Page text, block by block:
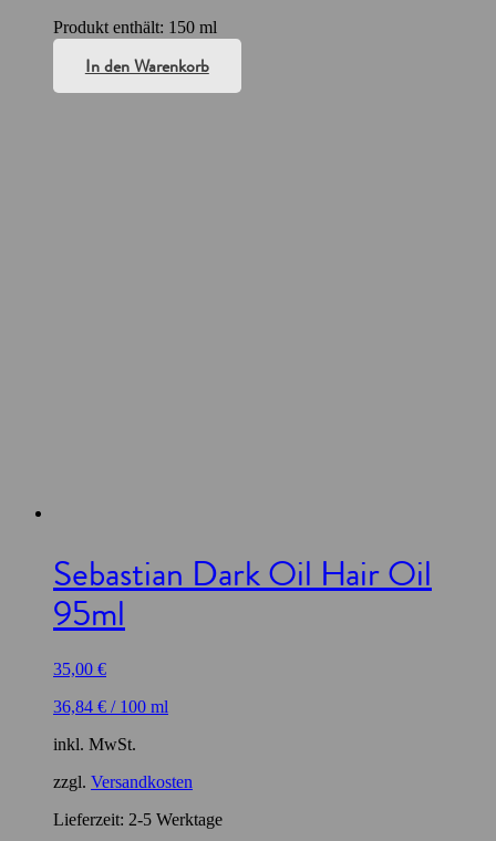
Produkt enthält: 150 ml
In den Warenkorb
Sebastian Dark Oil Hair Oil
95ml
35,00 €
36,84 € / 100 ml
inkl. MwSt.
zzgl. Versandkosten
Lieferzeit: 2-5 Werktage